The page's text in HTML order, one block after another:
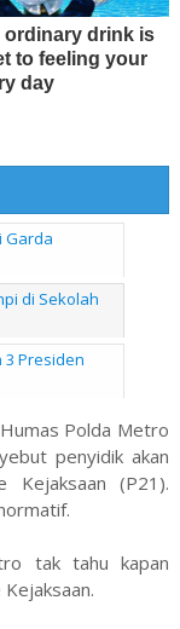
Garda
di Sekolah
3 Presiden
Polda Metro
penyidik akan
Kejaksaan (P21).
tak tahu kapan